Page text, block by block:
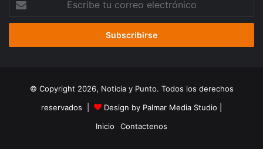
correo
© Copyright 2026, Noticia y Punto. Todos los derechos
reservados |
Design by Palmar Media Studio
Inicio
Contactenos